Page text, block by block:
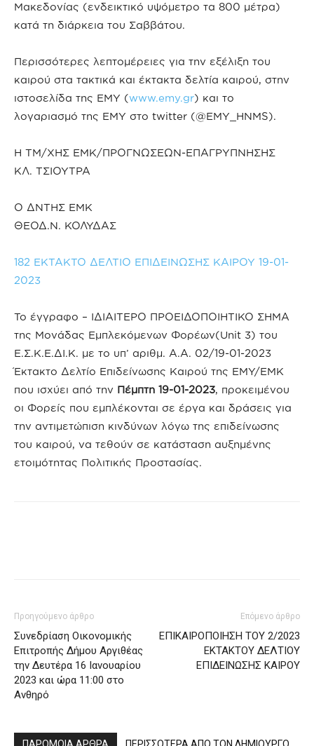
Μακεδονίας (ενδεικτικό υψόμετρο τα 800 μέτρα)
κατά τη διάρκεια του Σαββάτου.
Περισσότερες λεπτομέρειες για την εξέλιξη του
καιρού στα τακτικά και έκτακτα δελτία καιρού, στην
ιστοσελίδα της ΕΜΥ (www.emy.gr) και το
λογαριασμό της ΕΜΥ στο twitter (@EMY_HNMS).
Η ΤΜ/ΧΗΣ ΕΜΚ/ΠΡΟΓΝΩΣΕΩΝ-ΕΠΑΓΡΥΠΝΗΣΗΣ
ΚΛ. ΤΣΙΟΥΤΡΑ
Ο ΔΝΤΗΣ ΕΜΚ
ΘΕΟΔ.Ν. ΚΟΛΥΔΑΣ
182 ΕΚΤΑΚΤΟ ΔΕΛΤΙΟ ΕΠΙΔΕΙΝΩΣΗΣ ΚΑΙΡΟΥ 19-01-
2023
Το έγγραφο – ΙΔΙΑΙΤΕΡΟ ΠΡΟΕΙΔΟΠΟΙΗΤΙΚΟ ΣΗΜΑ
της Μονάδας Εμπλεκόμενων Φορέων(Unit 3) του
Ε.Σ.Κ.Ε.ΔΙ.Κ. με το υπ’ αριθμ. Α.Α. 02/19-01-2023
Έκτακτο Δελτίο Επιδείνωσης Καιρού της ΕΜΥ/ΕΜΚ
που ισχύει από την Πέμπτη 19-01-2023, προκειμένου
οι Φορείς που εμπλέκονται σε έργα και δράσεις για
την αντιμετώπιση κινδύνων λόγω της επιδείνωσης
του καιρού, να τεθούν σε κατάσταση αυξημένης
ετοιμότητας Πολιτικής Προστασίας.
Προηγούμενο άρθρο
Συνεδρίαση Οικονομικής
Επιτροπής Δήμου Αργιθέας
την Δευτέρα 16 Ιανουαρίου
2023 και ώρα 11:00 στο
Ανθηρό
Επόμενο άρθρο
ΕΠΙΚΑΙΡΟΠΟΙΗΣΗ ΤΟΥ 2/2023
ΕΚΤΑΚΤΟΥ ΔΕΛΤΙΟΥ
ΕΠΙΔΕΙΝΩΣΗΣ ΚΑΙΡΟΥ